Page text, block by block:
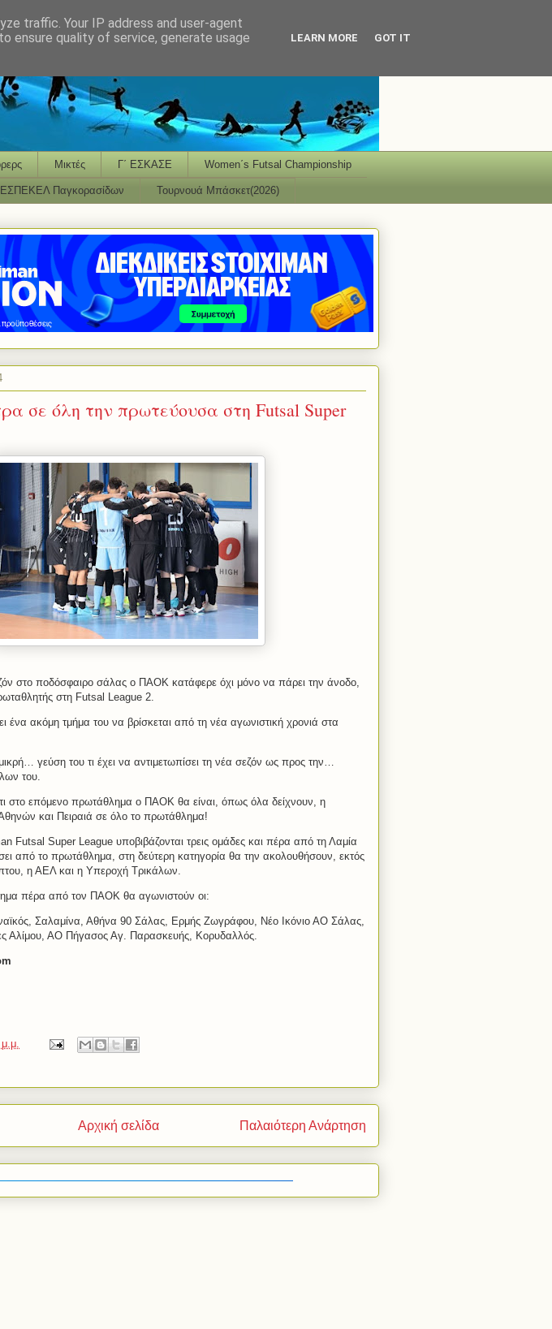
Μικτές Γ΄ ΕΣΚΑΣΕ Women΄s Futsal Championship
Παγκορασίδων Τουρνουά Μπάσκετ(2026)
σε όλη την πρωτεύουσα στη Futsal Super
στο ποδόσφαιρο σάλας ο ΠΑΟΚ κατάφερε όχι μόνο να πάρει την άνοδο,
στη Futsal League 2.
ένα ακόμη τμήμα του να βρίσκεται από τη νέα αγωνιστική χρονιά στα
γεύση του τι έχει να αντιμετωπίσει τη νέα σεζόν ως προς την…
του.
στο επόμενο πρωτάθλημα ο ΠΑΟΚ θα είναι, όπως όλα δείχνουν, η
και Πειραιά σε όλο το πρωτάθλημα!
Futsal Super League υποβιβάζονται τρεις ομάδες και πέρα από τη Λαμία
από το πρωτάθλημα, στη δεύτερη κατηγορία θα την ακολουθήσουν, εκτός
η ΑΕΛ και η Υπεροχή Τρικάλων.
πέρα από τον ΠΑΟΚ θα αγωνιστούν οι:
Σαλαμίνα, Αθήνα 90 Σάλας, Ερμής Ζωγράφου, Νέο Ικόνιο ΑΟ Σάλας,
Αλίμου, ΑΟ Πήγασος Αγ. Παρασκευής, Κορυδαλλός.
Παλαιότερη Ανάρτηση
Αρχική σελίδα
traffic. Your IP address and user-agent
ensure quality of service, generate usage
LEARN MORE GOT IT